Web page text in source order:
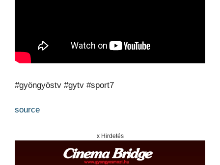
#gyöngyöstv #gytv #sport7
source
x Hirdetés